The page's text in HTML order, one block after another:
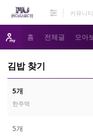
홈 전체글 모아
김밥 찾기
5개
한주먹
5개